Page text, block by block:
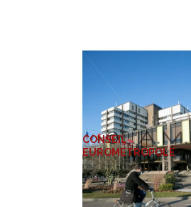
CONSEIL
EUROMETROPOLE